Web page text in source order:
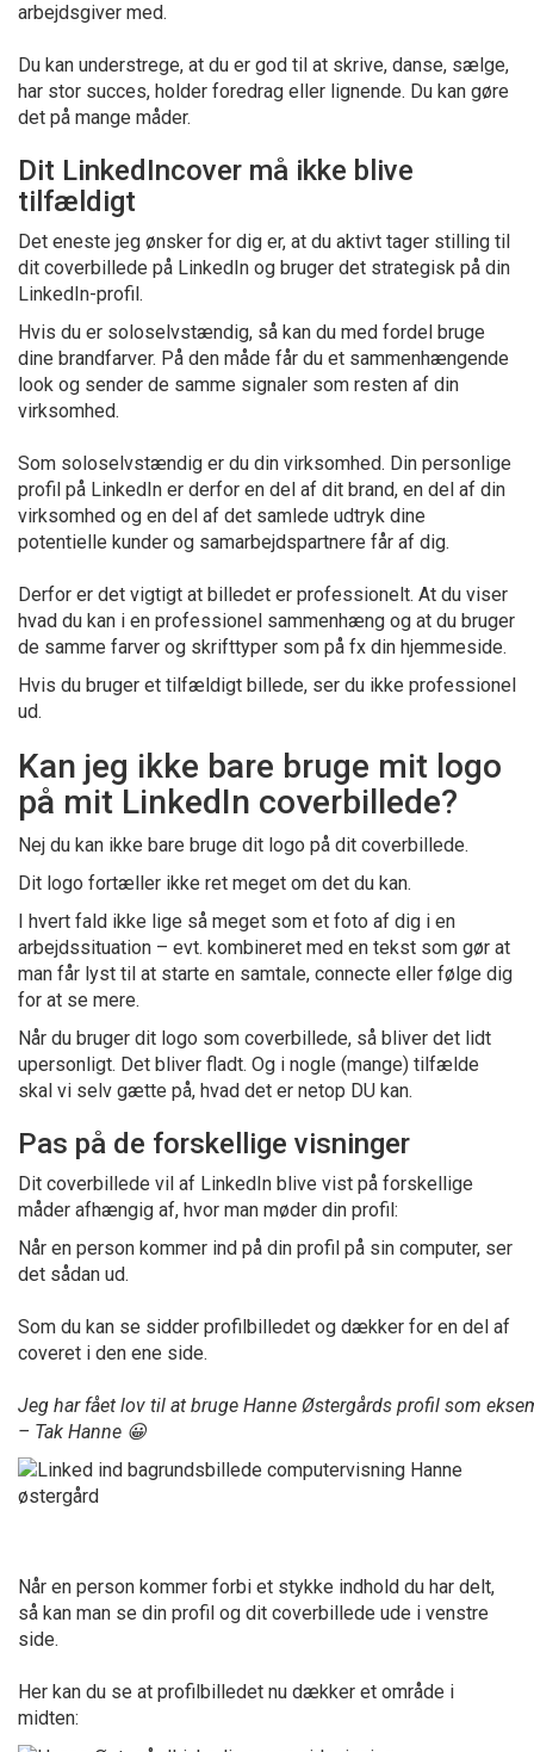
arbejdsgiver med.
Du kan understrege, at du er god til at skrive, danse, sælge,
har stor succes, holder foredrag eller lignende. Du kan gøre
det på mange måder.
Dit LinkedIncover må ikke blive
tilfældigt
Det eneste jeg ønsker for dig er, at du aktivt tager stilling til
dit coverbillede på LinkedIn og bruger det strategisk på din
LinkedIn-profil.
Hvis du er soloselvstændig, så kan du med fordel bruge
dine brandfarver. På den måde får du et sammenhængende
look og sender de samme signaler som resten af din
virksomhed.
Som soloselvstændig er du din virksomhed. Din personlige
profil på LinkedIn er derfor en del af dit brand, en del af din
virksomhed og en del af det samlede udtryk dine
potentielle kunder og samarbejdspartnere får af dig.
Derfor er det vigtigt at billedet er professionelt. At du viser
hvad du kan i en professionel sammenhæng og at du bruger
de samme farver og skrifttyper som på fx din hjemmeside.
Hvis du bruger et tilfældigt billede, ser du ikke professionel
ud.
Kan jeg ikke bare bruge mit logo
på mit LinkedIn coverbillede?
Nej du kan ikke bare bruge dit logo på dit coverbillede.
Dit logo fortæller ikke ret meget om det du kan.
I hvert fald ikke lige så meget som et foto af dig i en
arbejdssituation – evt. kombineret med en tekst som gør at
man får lyst til at starte en samtale, connecte eller følge dig
for at se mere.
Når du bruger dit logo som coverbillede, så bliver det lidt
upersonligt. Det bliver fladt. Og i nogle (mange) tilfælde
skal vi selv gætte på, hvad det er netop DU kan.
Pas på de forskellige visninger
Dit coverbillede vil af LinkedIn blive vist på forskellige
måder afhængig af, hvor man møder din profil:
Når en person kommer ind på din profil på sin computer, ser
det sådan ud.
Som du kan se sidder profilbilledet og dækker for en del af
coveret i den ene side.
Jeg har fået lov til at bruge Hanne Østergårds profil som
– Tak Hanne 😀
Når en person kommer forbi et stykke indhold du har delt,
så kan man se din profil og dit coverbillede ude i venstre
side.
Her kan du se at profilbilledet nu dækker et område i
midten: